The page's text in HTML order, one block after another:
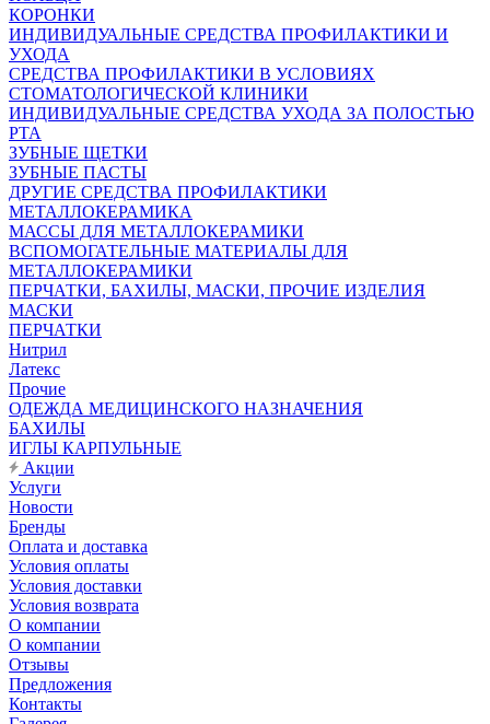
КОРОНКИ
ИНДИВИДУАЛЬНЫЕ СРЕДСТВА ПРОФИЛАКТИКИ И
УХОДА
СРЕДСТВА ПРОФИЛАКТИКИ В УСЛОВИЯХ
СТОМАТОЛОГИЧЕСКОЙ КЛИНИКИ
ИНДИВИДУАЛЬНЫЕ СРЕДСТВА УХОДА ЗА ПОЛОСТЬЮ
РТА
ЗУБНЫЕ ЩЕТКИ
ЗУБНЫЕ ПАСТЫ
ДРУГИЕ СРЕДСТВА ПРОФИЛАКТИКИ
МЕТАЛЛОКЕРАМИКА
МАССЫ ДЛЯ МЕТАЛЛОКЕРАМИКИ
ВСПОМОГАТЕЛЬНЫЕ МАТЕРИАЛЫ ДЛЯ
МЕТАЛЛОКЕРАМИКИ
ПЕРЧАТКИ, БАХИЛЫ, МАСКИ, ПРОЧИЕ ИЗДЕЛИЯ
МАСКИ
ПЕРЧАТКИ
Нитрил
Латекс
Прочие
ОДЕЖДА МЕДИЦИНСКОГО НАЗНАЧЕНИЯ
БАХИЛЫ
ИГЛЫ КАРПУЛЬНЫЕ
Акции
Услуги
Новости
Бренды
Оплата и доставка
Условия оплаты
Условия доставки
Условия возврата
О компании
О компании
Отзывы
Предложения
Контакты